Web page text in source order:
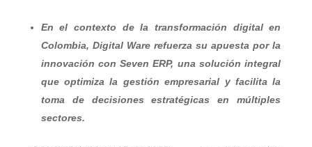
En el contexto de la transformación digital en
Colombia, Digital Ware refuerza su apuesta por la
innovación con Seven ERP, una solución integral
que optimiza la gestión empresarial y facilita la
toma de decisiones estratégicas en múltiples
sectores.